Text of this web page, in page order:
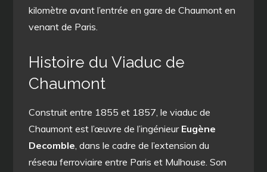
kilomètre avant l’entrée en gare de Chaumont en
venant de Paris.
Histoire du Viaduc de
Chaumont
Construit entre 1855 et 1857, le viaduc de
Chaumont est l’œuvre de l’ingénieur Eugène
Decomble, dans le cadre de l’extension du
réseau ferroviaire entre Paris et Mulhouse. Son